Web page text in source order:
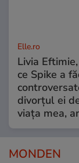
Elle.ro
Livia
ce Spike a
divorțul ei
viața mea,
MONDEN